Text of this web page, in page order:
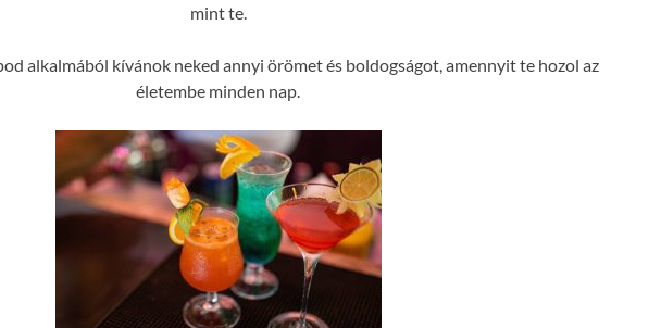
mint te.
alkalmából kívánok neked annyi örömet és boldogságot, amennyit te hozol az
életembe minden nap.